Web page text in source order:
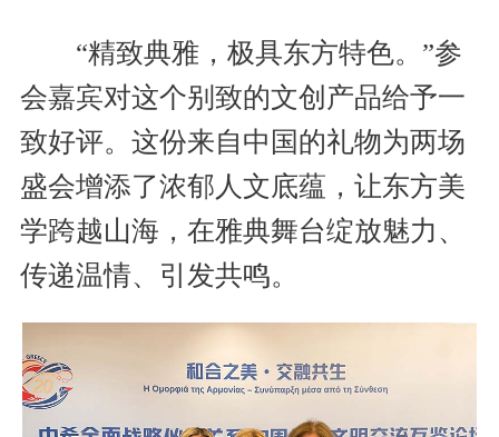
“精致典雅，极具东方特色。”参
会嘉宾对这个别致的文创产品给予一
致好评。这份来自中国的礼物为两场
盛会增添了浓郁人文底蕴，让东方美
学跨越山海，在雅典舞台绽放魅力、
传递温情、引发共鸣。